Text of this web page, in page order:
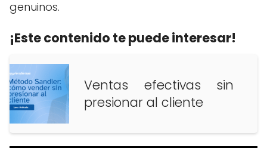
genuinos.
¡Este contenido te puede interesar!
Ventas efectivas sin
presionar al cliente